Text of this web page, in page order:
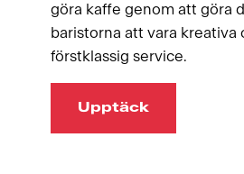
göra kaffe genom att göra
baristorna att vara kreativa
förstklassig service.
Upptäck